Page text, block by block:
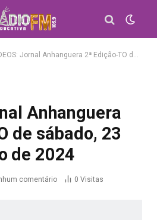
Jornal Anhanguera 2ª Edição-TO de sábado, 23 de novembro de 2024
Anhanguera
de sábado, 23
de 2024
comentário 0 Visitas